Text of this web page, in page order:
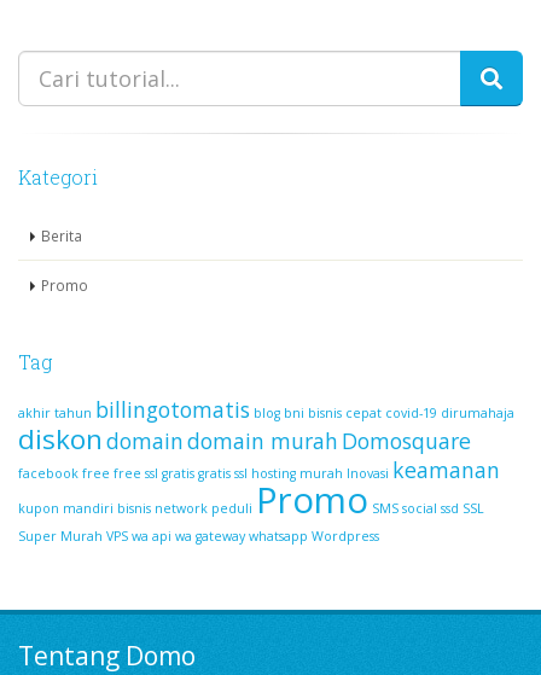
Kategori
Berita
Promo
Tag
akhir tahun billingotomatis blog bni bisnis cepat covid-19 dirumahaja
diskon domaindomain murah Domosquare
facebook free free ssl gratis gratis ssl hosting murah Inovasi keamanan
kupon mandiri bisnis network peduli Promo SMS social ssd SSL
Super Murah VPS wa api wa gateway whatsapp Wordpress
Tentang Domo